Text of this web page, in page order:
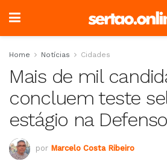
Home Notícias Cidades
Mais de mil
concluem teste
estágio na
por Marcelo Costa Ribeiro